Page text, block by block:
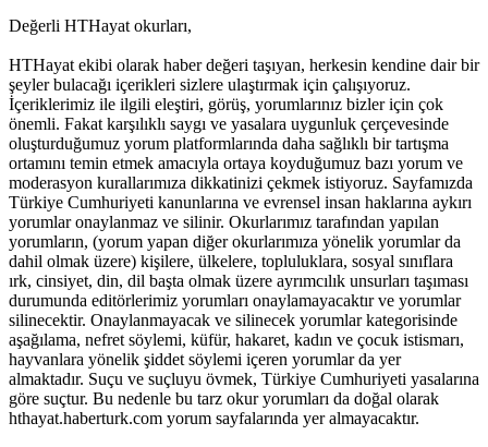
Değerli HTHayat okurları,
HTHayat ekibi olarak haber değeri taşıyan, herkesin kendine dair bir
şeyler bulacağı içerikleri sizlere ulaştırmak için çalışıyoruz.
İçeriklerimiz ile ilgili eleştiri, görüş, yorumlarınız bizler için çok
önemli. Fakat karşılıklı saygı ve yasalara uygunluk çerçevesinde
oluşturduğumuz yorum platformlarında daha sağlıklı bir tartışma
ortamını temin etmek amacıyla ortaya koyduğumuz bazı yorum ve
moderasyon kurallarımıza dikkatinizi çekmek istiyoruz. Sayfamızda
Türkiye Cumhuriyeti kanunlarına ve evrensel insan haklarına aykırı
yorumlar onaylanmaz ve silinir. Okurlarımız tarafından yapılan
yorumların, (yorum yapan diğer okurlarımıza yönelik yorumlar da
dahil olmak üzere) kişilere, ülkelere, topluluklara, sosyal sınıflara
ırk, cinsiyet, din, dil başta olmak üzere ayrımcılık unsurları taşıması
durumunda editörlerimiz yorumları onaylamayacaktır ve yorumlar
silinecektir. Onaylanmayacak ve silinecek yorumlar kategorisinde
aşağılama, nefret söylemi, küfür, hakaret, kadın ve çocuk istismarı,
hayvanlara yönelik şiddet söylemi içeren yorumlar da yer
almaktadır. Suçu ve suçluyu övmek, Türkiye Cumhuriyeti yasalarına
göre suçtur. Bu nedenle bu tarz okur yorumları da doğal olarak
hthayat.haberturk.com yorum sayfalarında yer almayacaktır.